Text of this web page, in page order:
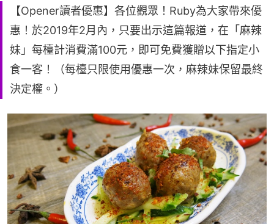
【Opener讀者優惠】各位觀眾！Ruby為大家帶來優
惠！於2019年2月內，只要出示這篇報道，在「麻辣
妹」每檯計消費滿100元，即可免費獲贈以下指定小
食一客！（每檯只限使用優惠一次，麻辣妹保留最終
決定權。）